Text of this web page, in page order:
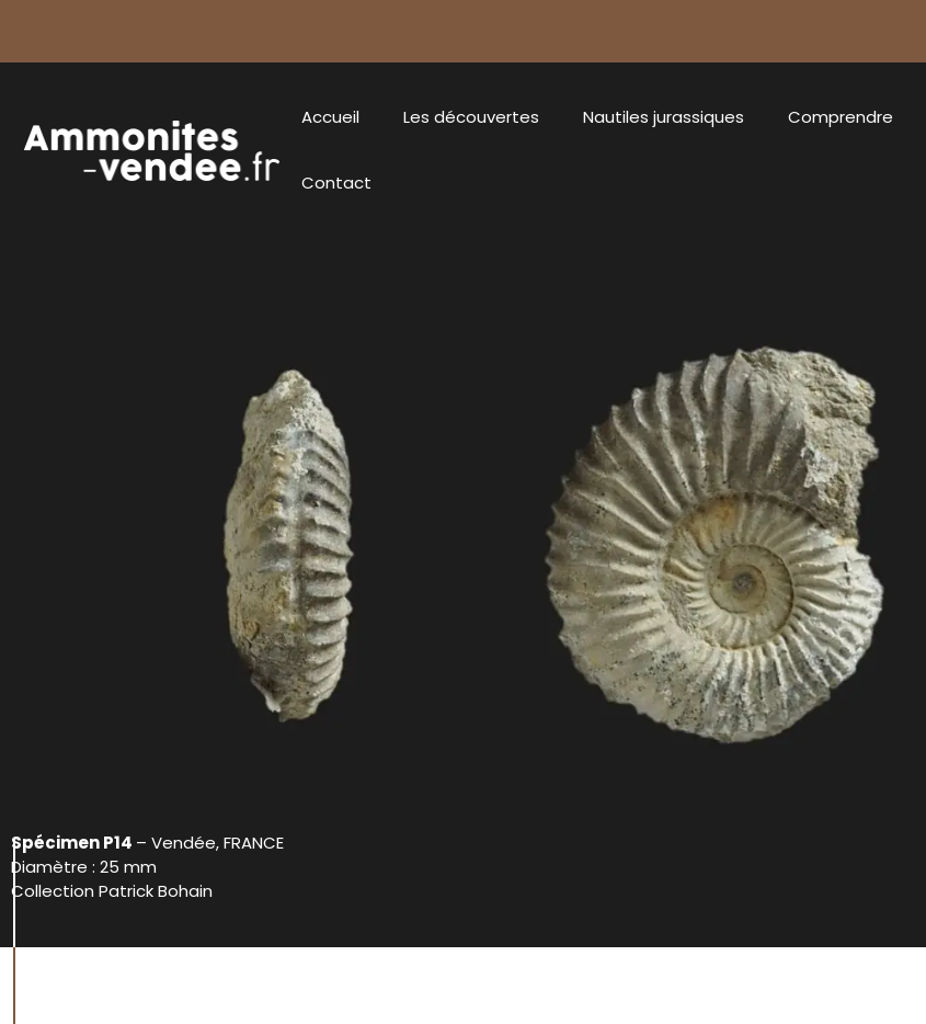
Accueil Les découvertes Nautiles jurassiques Comprendre
Contact
Spécimen P14 – Vendée, FRANCE
Diamètre : 25 mm
Collection Patrick Bohain